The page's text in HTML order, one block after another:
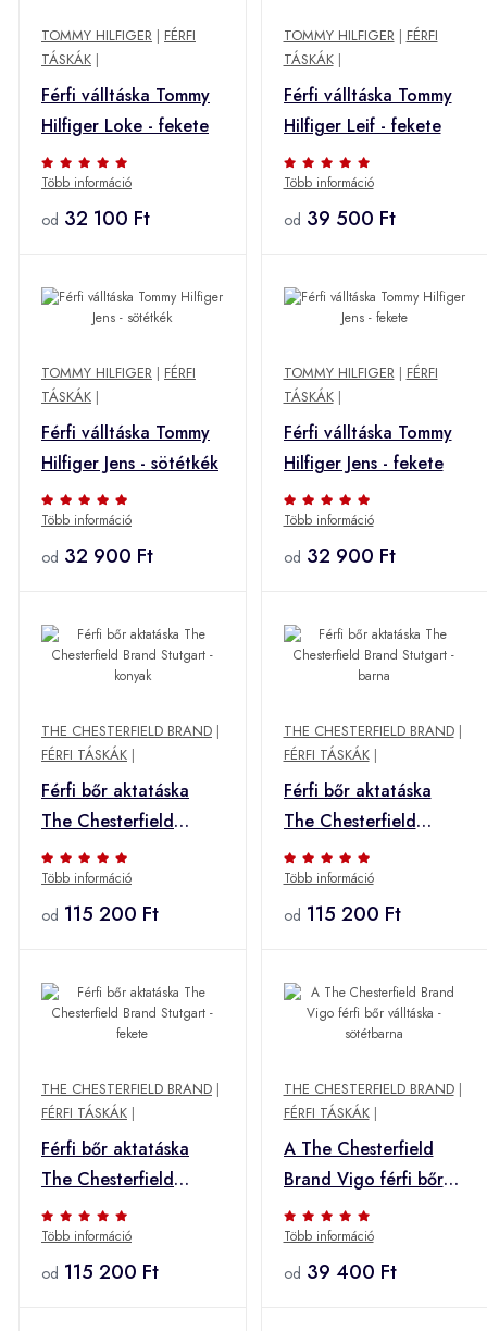
TOMMY HILFIGER | FÉRFI
TÁSKÁK |
Férfi válltáska Tommy
Hilfiger Loke - fekete
Több információ
od 32 100 Ft
TOMMY HILFIGER| FÉRFI
TÁSKÁK|
Férfi válltáska Tommy
Hilfiger Leif - fekete
Több információ
od 39 500 Ft
TOMMY HILFIGER | FÉRFI
TÁSKÁK |
Férfi válltáska Tommy
Hilfiger Jens - sötétkék
Több információ
od 32 900 Ft
TOMMY HILFIGER| FÉRFI
TÁSKÁK|
Férfi válltáska Tommy
Hilfiger Jens - fekete
Több információ
od 32 900 Ft
THE CHESTERFIELD BRAND |
FÉRFI TÁSKÁK |
Férfi bőr aktatáska
The Chesterfield
Brand Stutgart -
konyak
Több információ
od 115 200 Ft
THE CHESTERFIELD BRAND|
FÉRFI TÁSKÁK|
Férfi bőr aktatáska
The Chesterfield
Brand Stutgart - barna
Több információ
od 115 200 Ft
THE CHESTERFIELD BRAND |
FÉRFI TÁSKÁK |
Férfi bőr aktatáska
The Chesterfield
Brand Stutgart -
fekete
Több információ
od 115 200 Ft
THE CHESTERFIELD BRAND|
FÉRFI TÁSKÁK|
A The Chesterfield
Brand Vigo férfi bőr
válltáska - sötétbarna
Több információ
od 39 400 Ft